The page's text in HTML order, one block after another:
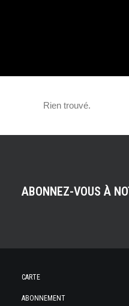
«
Rien trouvé.
ABONNEZ-VOUS À
CARTE
ABONNEMENT